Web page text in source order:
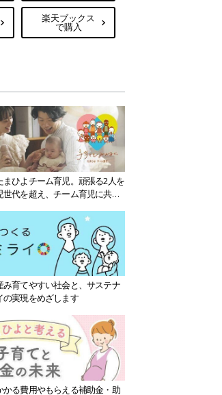
楽天ブックス
で購入
ひよチーム育児。頑張る2人を
代を超え、チーム育児に共感
育てやすい社会と、サステナ
の実現をめざします
る費用やもらえる補助金・助